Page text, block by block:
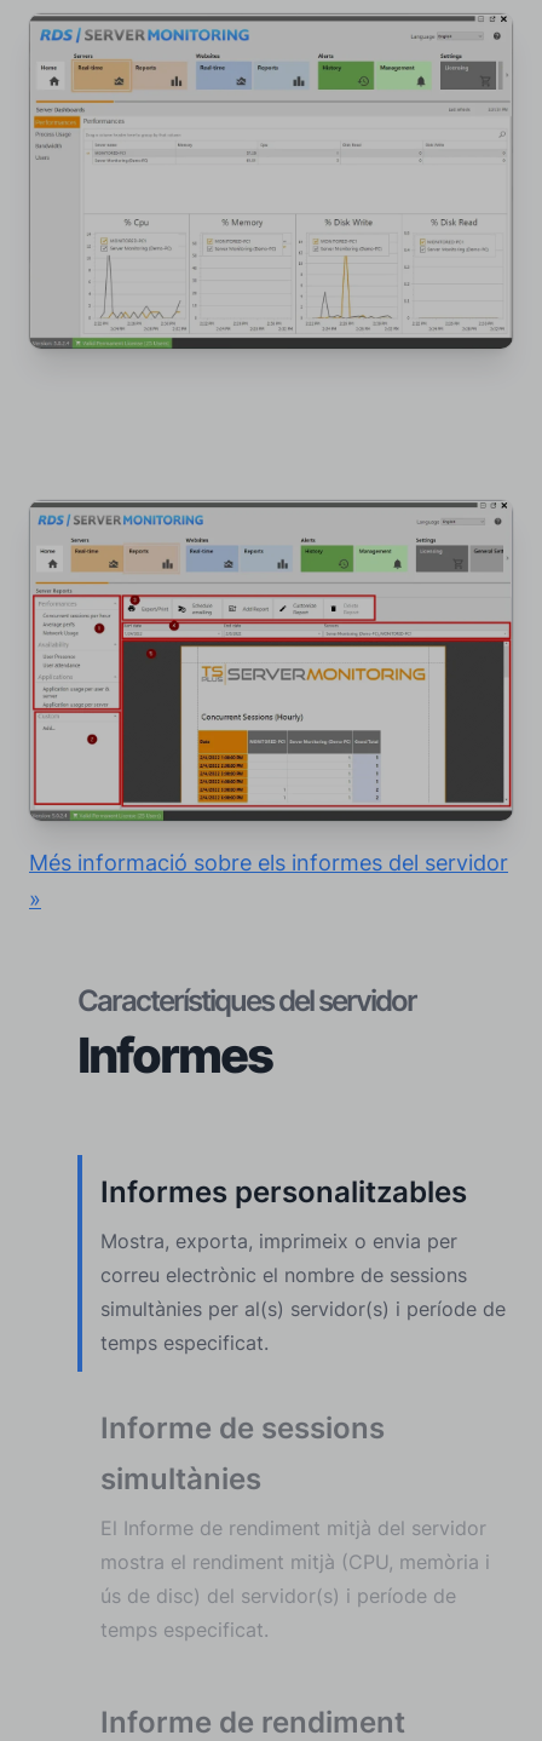
Característiques del servidor
Informes
Informes personalitzables
Mostra, exporta, imprimeix o envia per
correu electrònic el nombre de sessions
simultànies per al(s) servidor(s) i període de
temps especificat.
Informe de sessions
simultànies
El Informe de rendiment mitjà del servidor
mostra el rendiment mitjà (CPU, memòria i
ús de disc) del servidor(s) i període de
temps especificat.
Informe de rendiment
Més informació sobre els informes del servidor
»